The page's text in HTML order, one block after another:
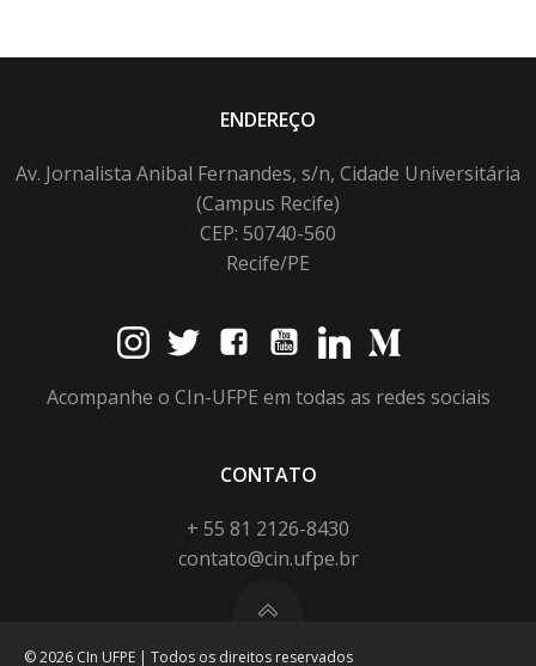
ENDEREÇO
Av. Jornalista Anibal Fernandes, s/n, Cidade Universitária
(Campus Recife)
CEP: 50740-560
Recife/PE
Acompanhe o CIn-UFPE em todas as redes sociais
CONTATO
+ 55 81 2126-8430
contato@cin.ufpe.br
© 2026 CIn UFPE | Todos os direitos reservados